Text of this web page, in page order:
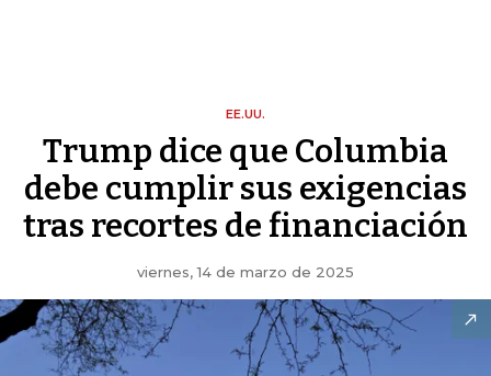
EE.UU.
Trump dice que Columbia
debe cumplir sus exigencias
tras recortes de financiación
viernes, 14 de marzo de 2025